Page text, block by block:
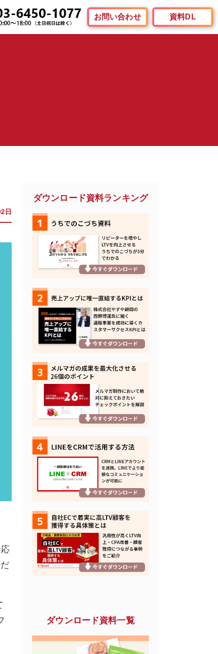
お問い合わせ 資料DL
日
ダウンロード資料ランキング
ダウンロード資料一覧